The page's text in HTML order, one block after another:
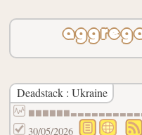
Deadstack : Ukraine
30/05/2026